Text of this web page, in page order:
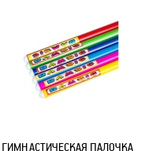
ГИМНАСТИЧЕСКАЯ ПАЛОЧКА